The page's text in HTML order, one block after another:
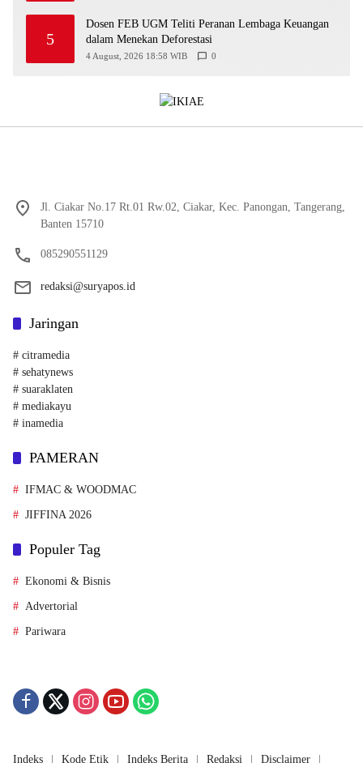
5
Dosen FEB UGM Teliti Peranan Lembaga Keuangan
dalam Menekan Deforestasi
4 August, 2026 18:58 WIB 0
Jl. Ciakar No.17 Rt.01 Rw.02, Ciakar, Kec. Panongan, Tangerang,
Banten 15710
085290551129
redaksi@suryapos.id
Jaringan
# citramedia
# sehatynews
# suaraklaten
# mediakayu
# inamedia
PAMERAN
IFMAC & WOODMAC
JIFFINA 2026
Populer Tag
Ekonomi & Bisnis
Advertorial
Pariwara
Indeks Kode Etik Indeks Berita Redaksi Disclaimer